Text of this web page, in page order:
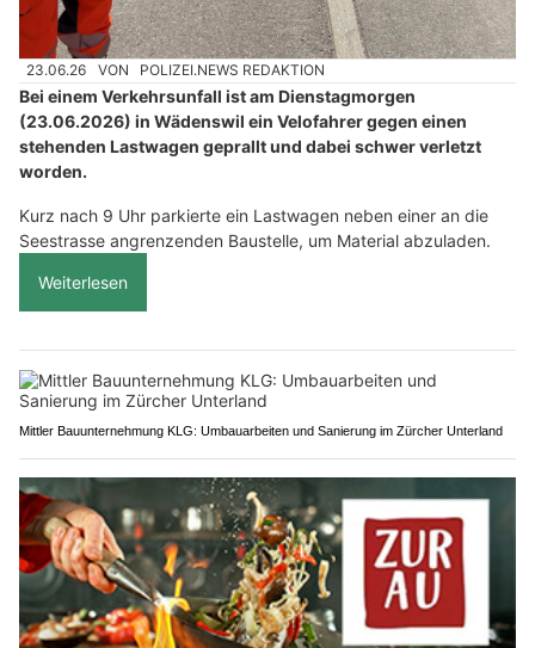
23.06.26 VON POLIZEI.NEWS REDAKTION
Bei einem Verkehrsunfall ist am Dienstagmorgen
(23.06.2026) in Wädenswil ein Velofahrer gegen einen
stehenden Lastwagen geprallt und dabei schwer verletzt
worden.
Kurz nach 9 Uhr parkierte ein Lastwagen neben einer an die
Seestrasse angrenzenden Baustelle, um Material abzuladen.
Weiterlesen
Mittler Bauunternehmung KLG: Umbauarbeiten und Sanierung im Zürcher Unterland